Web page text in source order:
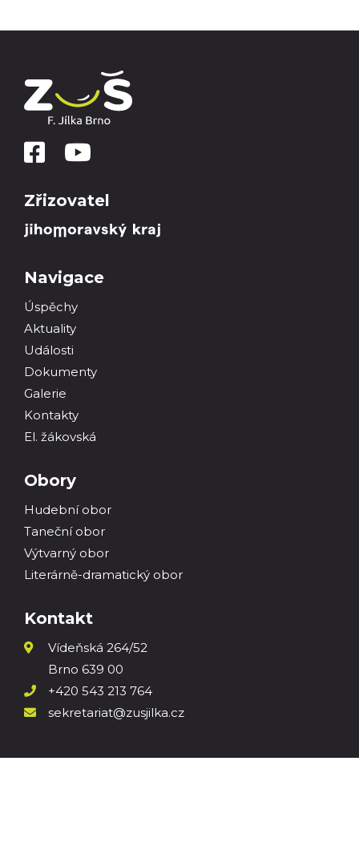
Zřizovatel
Navigace
Úspěchy
Aktuality
Události
Dokumenty
Galerie
Kontakty
El. žákovská
Obory
Hudební obor
Taneční obor
Výtvarný obor
Literárně-dramatický obor
Kontakt
Vídeňská 264/52
Brno 639 00
+420 543 213 764
sekretariat@zusjilka.cz